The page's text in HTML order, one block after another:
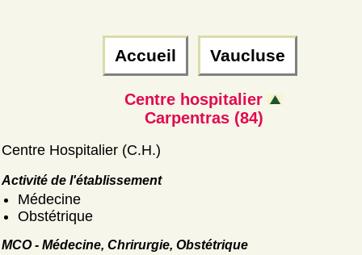
Accueil Vaucluse
Centre hospitalier
Carpentras (84)
Centre Hospitalier (C.H.)
Activité de l'établissement
Médecine
Obstétrique
MCO - Médecine, Chrirurgie, Obstétrique